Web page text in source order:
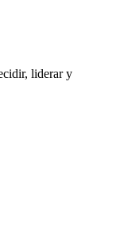
liderar y